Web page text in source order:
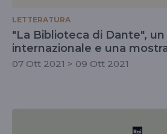
LETTERATURA
"La Biblioteca di Dante",
internazionale e una
07 Ott 2021 > 09 Ott 2021